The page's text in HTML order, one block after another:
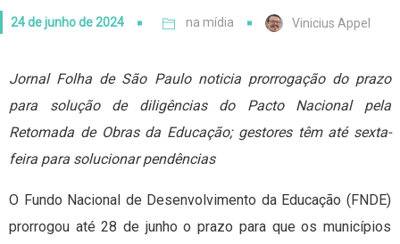
24 de junho de 2024 na mídia Vinicius Appel
Jornal Folha de São Paulo noticia prorrogação do prazo
para solução de diligências do Pacto Nacional pela
Retomada de Obras da Educação; gestores têm até sexta-
feira para solucionar pendências
O Fundo Nacional de Desenvolvimento da Educação (FNDE)
prorrogou até 28 de junho o prazo para que os municípios